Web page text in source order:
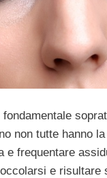
non tutte hanno
e frequentare
e risultare